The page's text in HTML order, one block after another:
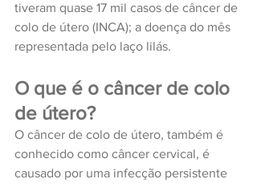
tiveram quase 17 mil casos de câncer de
colo de útero (INCA); a doença do mês
representada pelo laço lilás.
O que é o câncer de colo
de útero?
O câncer de colo de útero, também é
conhecido como câncer cervical, é
causado por uma infecção persistente